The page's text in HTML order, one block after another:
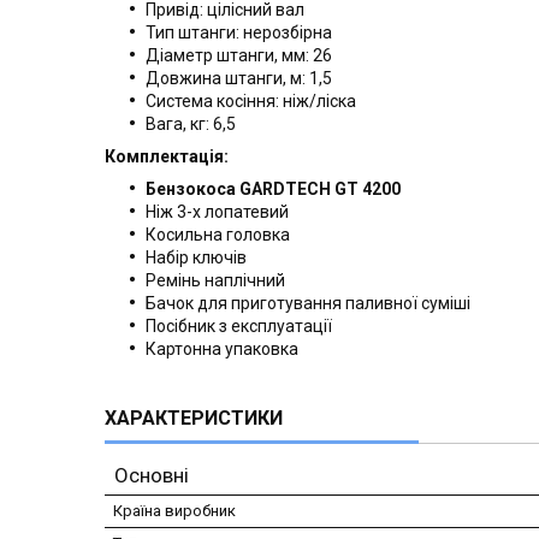
Привід: цілісний вал
Тип штанги: нерозбірна
Діаметр штанги, мм: 26
Довжина штанги, м: 1,5
Система косіння: ніж/ліска
Вага, кг: 6,5
Комплектація:
Бензокоса GARDTECH GT 4200
Ніж 3-х лопатевий
Косильна головка
Набір ключів
Ремінь наплічний
Бачок для приготування паливної суміші
Посібник з експлуатації
Картонна упаковка
ХАРАКТЕРИСТИКИ
Основні
Країна виробник